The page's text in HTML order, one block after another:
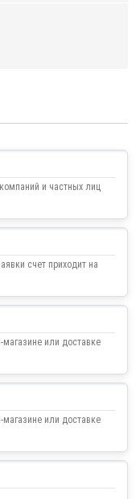
и частных лиц
счет приходит на
или доставке
или доставке